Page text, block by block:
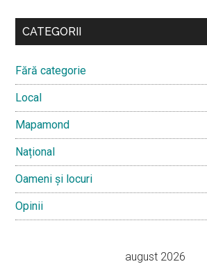
CATEGORII
Fără categorie
Local
Mapamond
Național
Oameni și locuri
Opinii
august 2026